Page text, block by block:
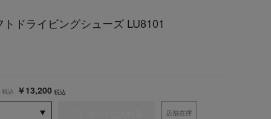
ドライビングシューズ LU8101
￥13,200 税込
税込
店舗在庫